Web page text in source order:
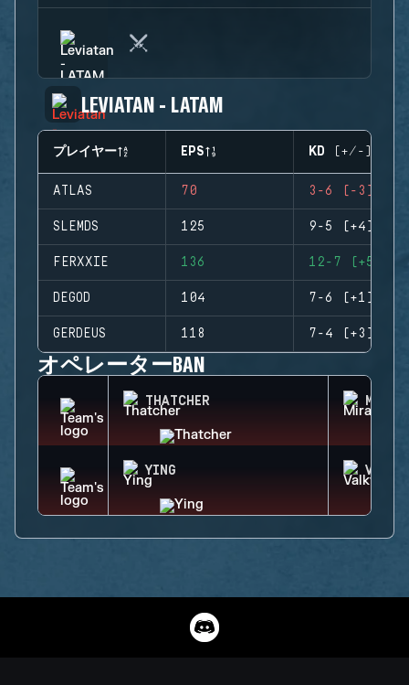
LEVIATAN - LATAM
プレイヤー EPS KD (+/-)
ATLAS 70 3-6 (-3)
SLEMDS 125 9-5 (+4)
FERXXIE 136 12-7 (+5)
DEGOD 104 7-6 (+1)
GERDEUS 118 7-4 (+3)
オペレーターBAN
THATCHER MIRA
YING